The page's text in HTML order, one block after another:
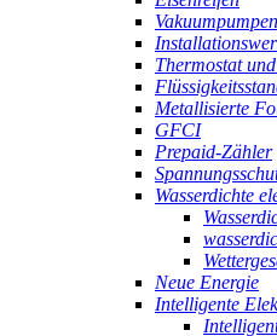
Vakuumpumpen
Thermostat
Metallisierte
GFCI
Prepaid-Zähler
Wasserdichte
Neue Energie
Intelligente